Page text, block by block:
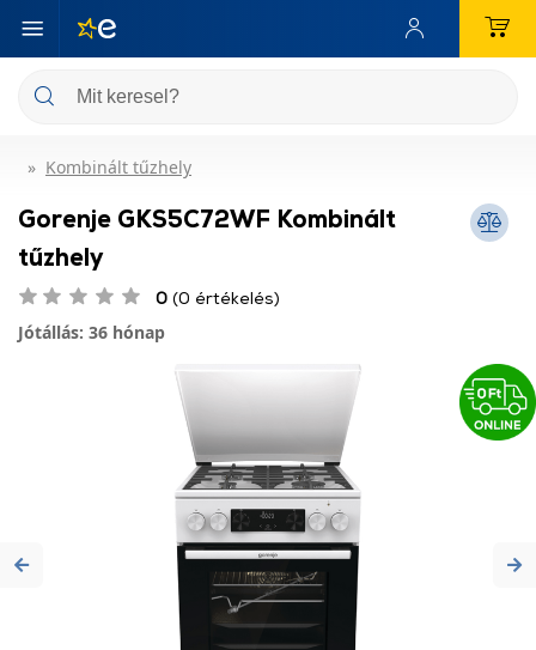
Kombinált tűzhely
Gorenje GKS5C72WF Kombinált
tűzhely
0 (0 értékelés)
Jótállás: 36 hónap
Previous